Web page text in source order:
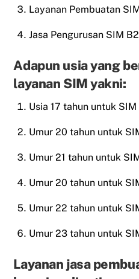
Layanan Pembuatan
Jasa Pengurusan SIM
Adapun usia yang
layanan SIM yakni:
Usia 17 tahun untuk
Umur 20 tahun untuk
Umur 21 tahun untuk
Umur 20 tahun untuk
Umur 22 tahun untuk
Umur 23 tahun untuk
Layanan jasa